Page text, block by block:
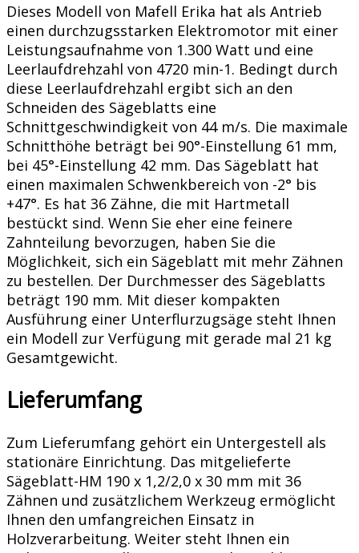
Dieses Modell von Mafell Erika hat als Antrieb
einen durchzugsstarken Elektromotor mit einer
Leistungsaufnahme von 1.300 Watt und eine
Leerlaufdrehzahl von 4720 min-1. Bedingt durch
diese Leerlaufdrehzahl ergibt sich an den
Schneiden des Sägeblatts eine
Schnittgeschwindigkeit von 44 m/s. Die maximale
Schnitthöhe beträgt bei 90°-Einstellung 61 mm,
bei 45°-Einstellung 42 mm. Das Sägeblatt hat
einen maximalen Schwenkbereich von -2° bis
+47°. Es hat 36 Zähne, die mit Hartmetall
bestückt sind. Wenn Sie eher eine feinere
Zahnteilung bevorzugen, haben Sie die
Möglichkeit, sich ein Sägeblatt mit mehr Zähnen
zu bestellen. Der Durchmesser des Sägeblatts
beträgt 190 mm. Mit dieser kompakten
Ausführung einer Unterflurzugsäge steht Ihnen
ein Modell zur Verfügung mit gerade mal 21 kg
Gesamtgewicht.
Lieferumfang
Zum Lieferumfang gehört ein Untergestell als
stationäre Einrichtung. Das mitgelieferte
Sägeblatt-HM 190 x 1,2/2,0 x 30 mm mit 36
Zähnen und zusätzlichem Werkzeug ermöglicht
Ihnen den umfangreichen Einsatz in
Holzverarbeitung. Weiter steht Ihnen ein